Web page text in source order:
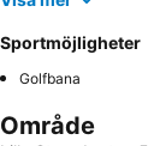
Sportmöjligheter
Golfbana
Område